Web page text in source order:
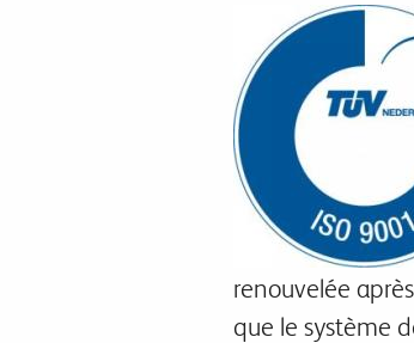
renouvelée
que le système